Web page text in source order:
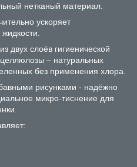
нетканый материал.
ускоряет
двух слоёв гигиенической
– натуральных
без применения хлора.
рисунками - надёжно
микро-тиснение для